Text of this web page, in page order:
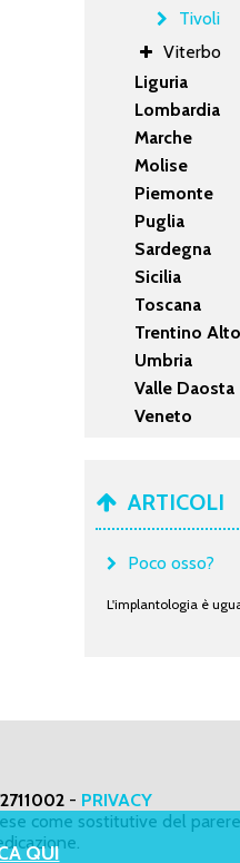
Tivoli
Viterbo
Liguria
Lombardia
Marche
Molise
Piemonte
Puglia
Sardegna
Sicilia
Toscana
Trentino
Umbria
Valle Daosta
Veneto
ARTICOLI
Poco osso?
L'implantologia è
- PRIVACY
come sostitutive del
QUI